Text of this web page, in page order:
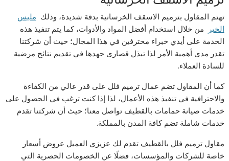
تهتم المقاول بترميم الاسقف الخرسانية بدقة شديدة، وذلك مليس
الخبر
من خلال استخدام أفضل المواد والأدوات، كما يتم تنفيذ هذه
الخدمة على أيدي خبراء محترفين في هذا المجال؛ حيث أن شركتنا
تقدر مدى أهمية الأمر لذا تبذل قصارى جهدها في تقديم نتائج مرضية
للسادة العملاء.
كما أن المقاول تضم عمال ترميم فلل على قدر عالي من الكفاءة
والاحترافية في تنفيذ هذه الأعمال، لذا إذا كنت ترغب في الحصول على
خدمات صيانة حمامات بالقطيف تواصل معنا؛ حيث أن شركتنا تقدم
خدمات شاملة تضم كافة المدن بالمملكة.
مقاول ترميم فلل بالقطيف تقدم لك عزيزي العميل عروض أسعار
خاصة للشركات والمؤسسات، فضلًا عن الخصومات الحصرية التي